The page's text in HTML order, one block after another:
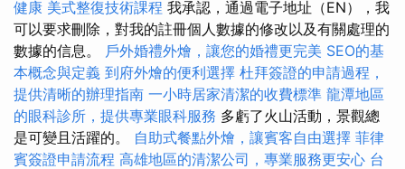
健康 美式整復技術課程 我承認，通過電子地址（EN），我
可以要求刪除，對我的註冊個人數據的修改以及有關處理的
數據的信息。 戶外婚禮外燴，讓您的婚禮更完美 SEO的基
本概念與定義 到府外燴的便利選擇 杜拜簽證的申請過程，
提供清晰的辦理指南 一小時居家清潔的收費標準 龍潭地區
的眼科診所，提供專業眼科服務 多虧了火山活動，景觀總
是可變且活躍的。 自助式餐點外燴，讓賓客自由選擇 菲律
賓簽證申請流程 高雄地區的清潔公司，專業服務更安心 台